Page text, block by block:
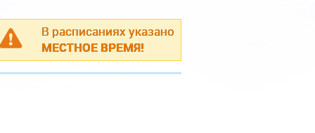
В расписаниях указано
МЕСТНОЕ ВРЕМЯ!